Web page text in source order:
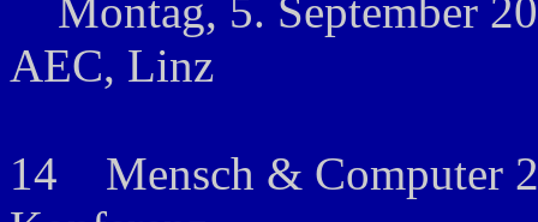
Montag, 5. September
AEC, Linz
14 Mensch & Computer